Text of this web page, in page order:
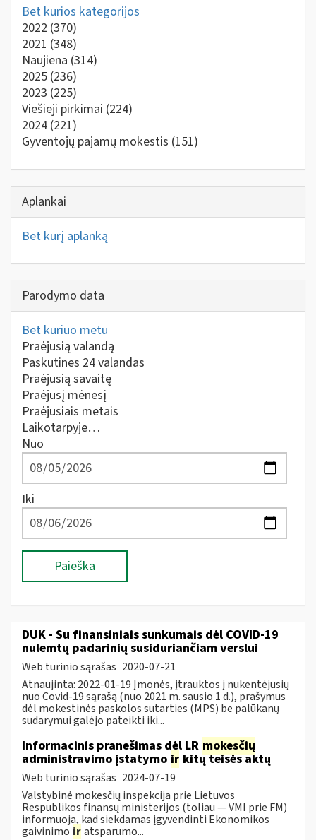
Bet kurios kategorijos
2022 (370)
2021 (348)
Naujiena (314)
2025 (236)
2023 (225)
Viešieji pirkimai (224)
2024 (221)
Gyventojų pajamų mokestis (151)
Aplankai
Bet kurį aplanką
Parodymo data
Bet kuriuo metu
Praėjusią valandą
Paskutines 24 valandas
Praėjusią savaitę
Praėjusį mėnesį
Praėjusiais metais
Laikotarpyje…
Nuo
Iki
Paieška
DUK - Su finansiniais sunkumais dėl COVID-19
nulemtų padarinių susiduriančiam verslui
Web turinio sąrašas 2020-07-21
Atnaujinta: 2022-01-19 Įmonės, įtrauktos į nukentėjusių
nuo Covid-19 sąrašą (nuo 2021 m. sausio 1 d.), prašymus
dėl mokestinės paskolos sutarties (MPS) be palūkanų
sudarymui galėjo pateikti iki...
Informacinis pranešimas dėl LR mokesčių
administravimo įstatymo ir kitų teisės aktų
Web turinio sąrašas 2024-07-19
Valstybinė mokesčių inspekcija prie Lietuvos
Respublikos finansų ministerijos (toliau — VMI prie FM)
informuoja, kad siekdamas įgyvendinti Ekonomikos
gaivinimo iratsparumo...